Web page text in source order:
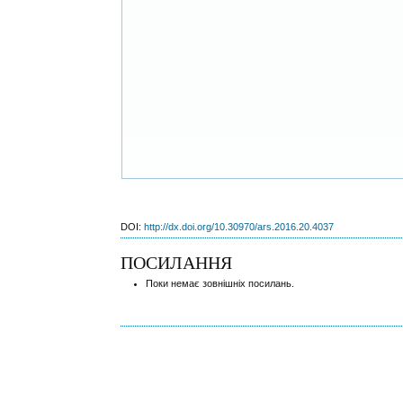
DOI:http://dx.doi.org/10.30970/ars.2016.20.4037
ПОСИЛАННЯ
Поки немає зовнішніх посилань.